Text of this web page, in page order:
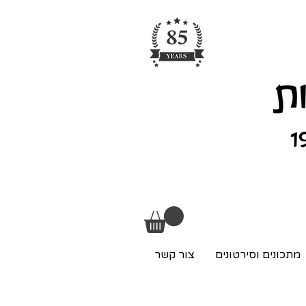
מתכונים וסירטונים צור קשר